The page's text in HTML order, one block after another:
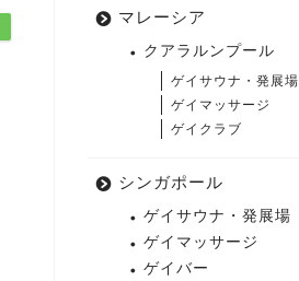
マレーシア
クアラルンプール
ゲイサウナ・発展場
ゲイマッサージ
ゲイクラブ
シンガポール
ゲイサウナ・発展場
ゲイマッサージ
ゲイバー